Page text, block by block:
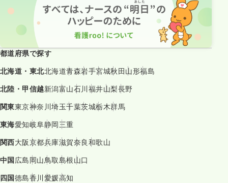
都道府県で探す
北海道・東北北海道青森岩手宮城秋田山形福島
北陸・甲信越新潟富山石川福井山梨長野
関東東京神奈川埼玉千葉茨城栃木群馬
東海愛知岐阜静岡三重
関西大阪京都兵庫滋賀奈良和歌山
中国広島岡山鳥取島根山口
四国徳島香川愛媛高知